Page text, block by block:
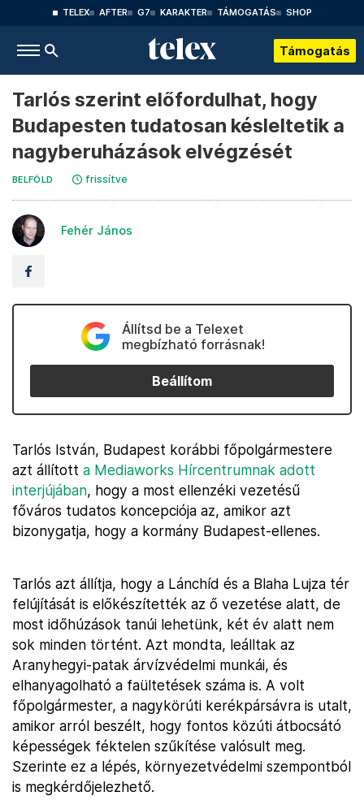
TELEX AFTER G7 KARAKTER TÁMOGATÁS SHOP
Támogatás
Tarlós szerint előfordulhat, hogy
Budapesten tudatosan késleltetik a
nagyberuházások elvégzését
BELFÖLD frissítve
Fehér János
Állítsd be a Telexet
megbízható forrásnak!
Beállítom
Tarlós István, Budapest korábbi főpolgármestere
azt állított a Mediaworks Hírcentrumnak adott
interjújában, hogy a most ellenzéki vezetésű
főváros tudatos koncepciója az, amikor azt
bizonygatja, hogy a kormány Budapest-ellenes.
Tarlós azt állítja, hogy a Lánchíd és a Blaha Lujza tér
felújítását is előkészítették az ő vezetése alatt, de
most időhúzások tanúi lehetünk, két év alatt nem
sok minden történt. Azt mondta, leálltak az
Aranyhegyi-patak árvízvédelmi munkái, és
elhanyagolható a faültetések száma is. A volt
főpolgármester, a nagykörúti kerékpársávra is utalt,
amikor arról beszélt, hogy fontos közúti átbocsátó
képességek féktelen szűkítése valósult meg.
Szerinte ez a lépés, környezetvédelmi szempontból
is megkérdőjelezhető.